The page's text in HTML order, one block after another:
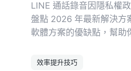
LINE 通話錄音因隱私權
盤點 2026 年最新解決方
軟體方案的優缺點，幫助
效率提升技巧